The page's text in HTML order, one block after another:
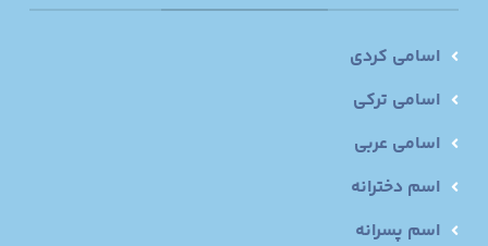
اسامی کردی
اسامی ترکی
اسامی عربی
اسم دخترانه
اسم پسرانه